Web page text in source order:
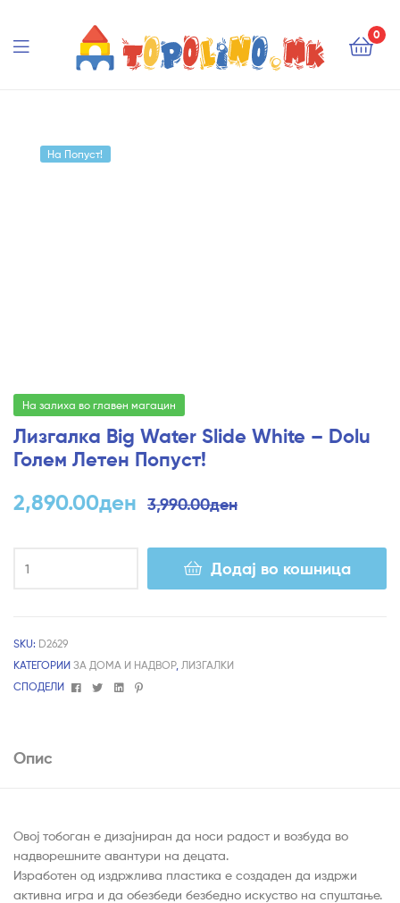
0
На Попуст!
На залиха во главен магацин
Лизгалка Big Water Slide White – Dolu
Голем Летен Попуст!
3,990.00ден
2,890.00ден
Додај во кошница
SKU: D2629
КАТЕГОРИИ ЗА ДОМА И НАДВОР, ЛИЗГАЛКИ
СПОДЕЛИ
FacebookTwitterLinkedin
Pinterest
Опис
Овој тобоган е дизајниран да носи радост и возбуда во
надворешните авантури на децата.
Изработен од издржлива пластика е создаден да издржи
активна игра и да обезбеди безбедно искуство на спуштање.